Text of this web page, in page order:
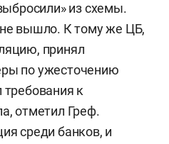
из схемы.
вышло. К тому же ЦБ,
принял
по ужесточению
требования к
отметил Греф.
среди банков, и